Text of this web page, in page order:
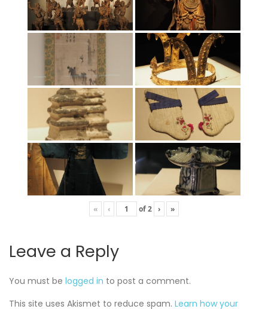
« ‹ of2 › »
Leave a Reply
You must be logged in to post a comment.
This site uses Akismet to reduce spam. Learn how your